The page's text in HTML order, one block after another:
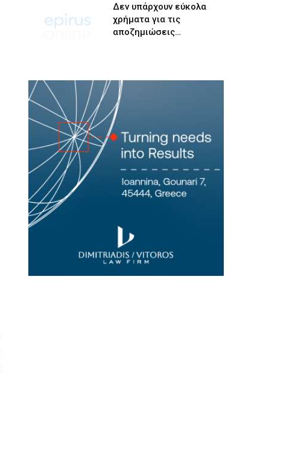
Δεν υπάρχουν εύκολα
χρήματα για τις
αποζημιώσεις…